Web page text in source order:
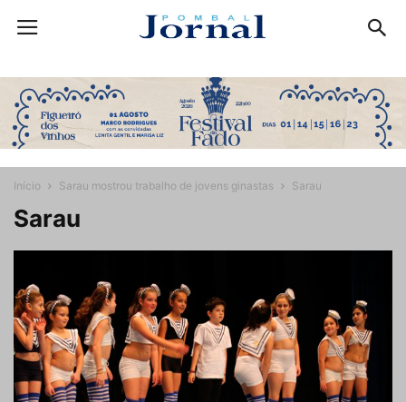
Início Sarau mostrou trabalho de jovens ginastas Sarau
Sarau